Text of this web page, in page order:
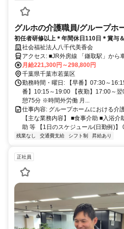
グルホの介護職員/グループホ
初任者研修以上＊年間休日110日＊賞与
充実した研修制度であなたのキャリアを
社会福祉法人八千代美香会
アクセス: ■JR外房線 「鎌取駅」か
月給221,300円～298,800円
千葉県千葉市若葉区
勤務時間・曜日: 【早番】07:30～
番】10:15～19:00 【夜勤】17:00～
憩75分 ※時間外労働 月...
仕事内容: グループホームにおける介
【主な業務内容】 ■食事介助 ■入浴
助 等 【1日のスケジュール(日勤例)】
残業なし 交通費支給 シフト制 昇給あり
正社員